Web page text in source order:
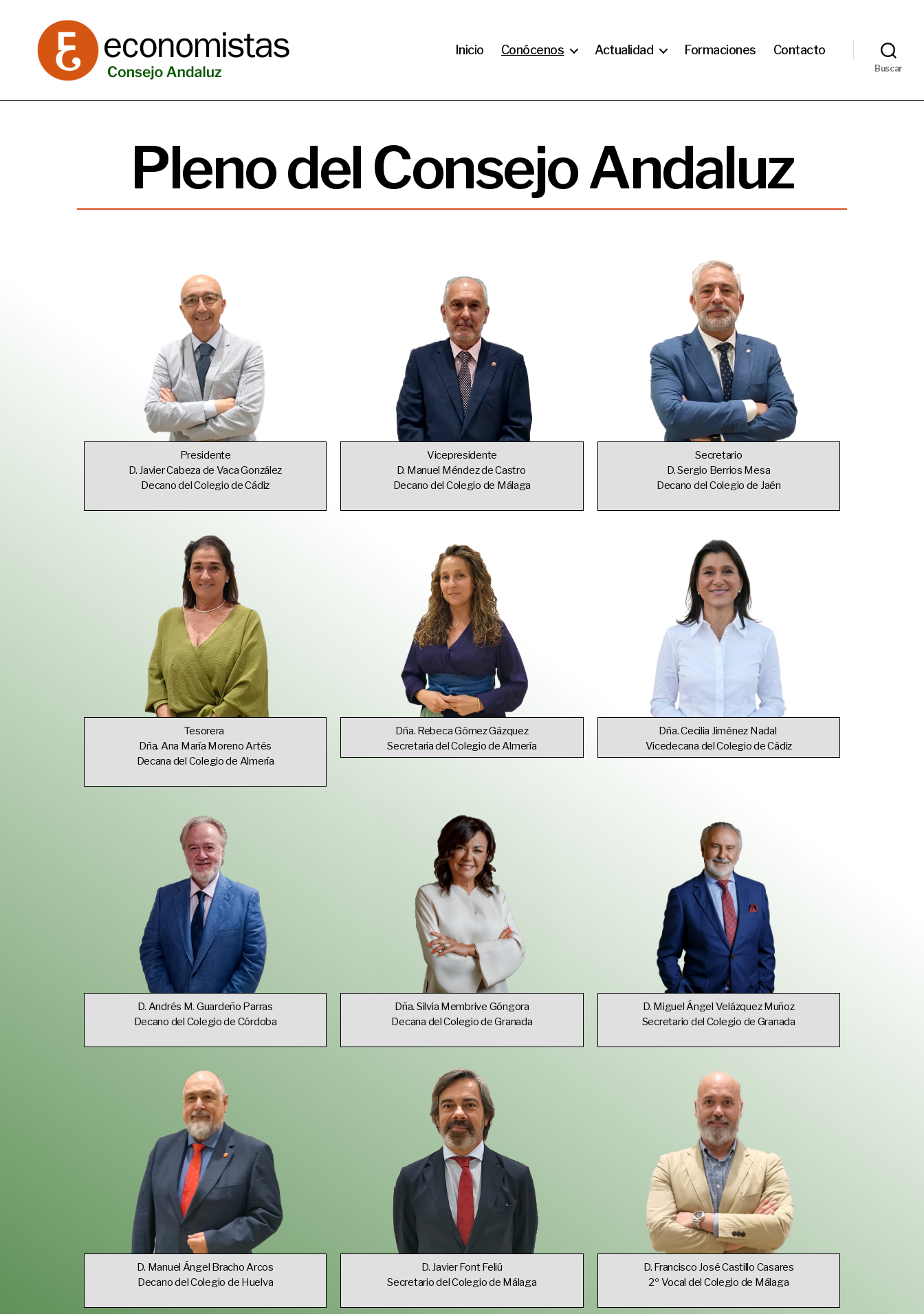
Inicio Conócenos Actualidad Formaciones Contacto
Buscar
Pleno del Consejo Andaluz
Presidente
D. Javier Cabeza de Vaca González
Decano del Colegio de Cádiz
Vicepresidente
D. Manuel Méndez de Castro
Decano del Colegio de Málaga
Secretario
D. Sergio Berrios Mesa
Decano del Colegio de Jaén
Tesorera
Dña. Ana María Moreno Artés
Decana del Colegio de Almería
Dña. Rebeca Gómez Gázquez
Secretaria del Colegio de Almería
Dña. Cecilia Jiménez Nadal
Vicedecana del Colegio de Cádiz
D. Andrés M. Guardeño Parras
Decano del Colegio de Córdoba
Dña. Silvia Membrive Góngora
Decana del Colegio de Granada
D. Miguel Ángel Velázquez Muñoz
Secretario del Colegio de Granada
D. Manuel Ángel Bracho Arcos
Decano del Colegio de Huelva
D. Javier Font Feliú
Secretario del Colegio de Málaga
D. Francisco José Castillo Casares
2º Vocal del Colegio de Málaga